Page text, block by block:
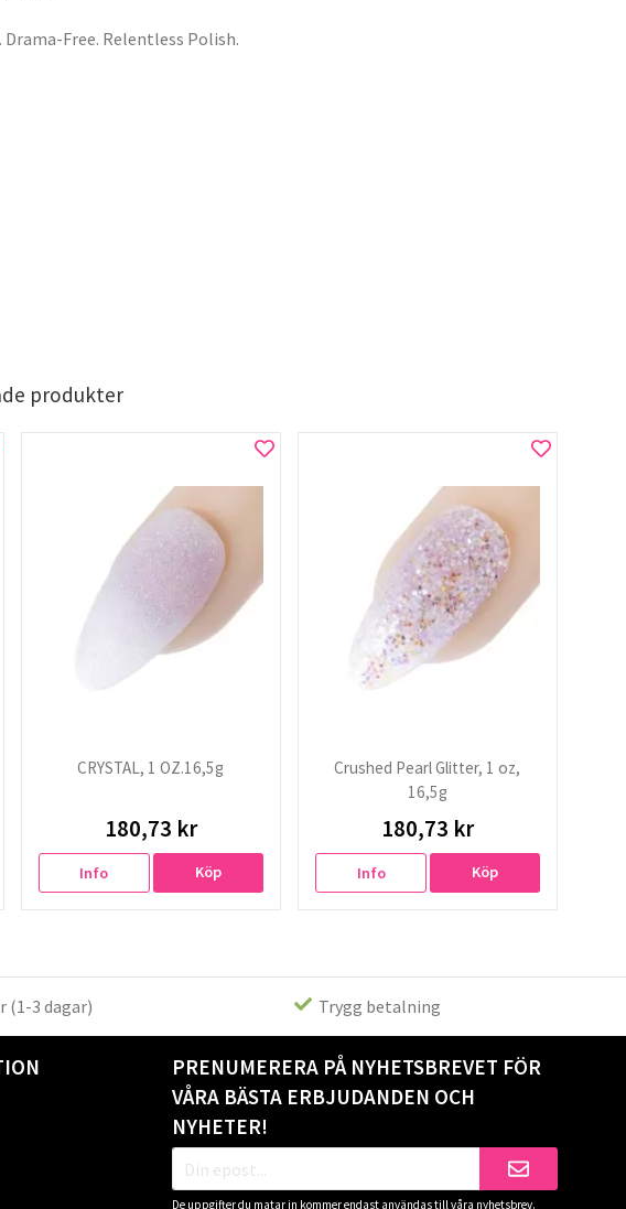
Drama-Free. Relentless Polish.
produkter
CRYSTAL, 1 OZ.16,5g
180,73 kr
Info Köp
Crushed Pearl Glitter, 1 oz,
16,5g
180,73 kr
Info Köp
(1-3 dagar) Trygg betalning
PRENUMERERA PÅ NYHETSBREVET FÖR
VÅRA BÄSTA ERBJUDANDEN OCH
NYHETER!
De uppgifter du matar in kommer endast användas till våra nyhetsbrev.